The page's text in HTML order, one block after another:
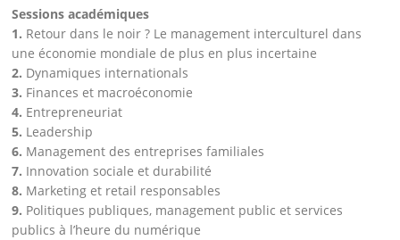
Sessions académiques
1. Retour dans le noir ? Le management interculturel dans
une économie mondiale de plus en plus incertaine
2. Dynamiques internationals
3. Finances et macroéconomie
4. Entrepreneuriat
5. Leadership
6. Management des entreprises familiales
7. Innovation sociale et durabilité
8. Marketing et retail responsables
9. Politiques publiques, management public et services
publics à l’heure du numérique